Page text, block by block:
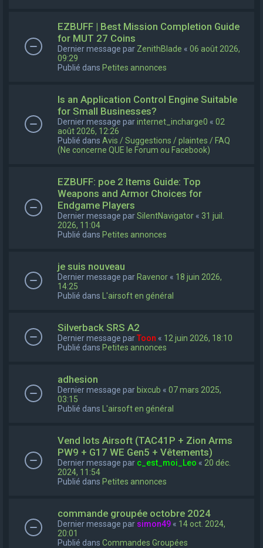
EZBUFF | Best Mission Completion Guide
for MUT 27 Coins
Dernier message par ZenithBlade « 06 août 2026,
09:29
Publié dans Petites annonces
Is an Application Control Engine Suitable
for Small Businesses?
Dernier message parinternet_incharge0 « 02
août 2026, 12:26
Publié dans Avis / Suggestions / plaintes / FAQ
(Ne concerne QUE le Forum ou Facebook)
EZBUFF: poe 2 Items Guide: Top
Weapons and Armor Choices for
Endgame Players
Dernier message parSilentNavigator « 31 juil.
2026, 11:04
Publié dans Petites annonces
je suis nouveau
Dernier message par Ravenor « 18 juin 2026,
14:25
Publié dans
L'airsoft en général
Silverback SRS A2
Dernier message parToon « 12 juin 2026, 18:10
Publié dans Petites annonces
adhesion
Dernier message par bixcub « 07 mars 2025,
03:15
Publié dans
L'airsoft en général
Vend lots Airsoft (TAC41P + Zion Arms
PW9 + G17 WE Gen5 + Vêtements)
Dernier message par c_est_moi_Leo « 20 déc.
2024, 11:54
Publié dans Petites annonces
commande groupée octobre 2024
Dernier message par simon49 « 14 oct. 2024,
20:01
Publié dans Commandes Groupées